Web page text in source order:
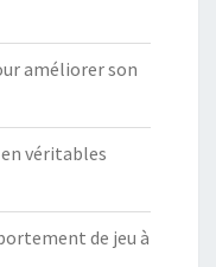
améliorer son
véritables
de jeu à